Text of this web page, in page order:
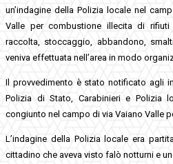
un’indagine della Polizia locale nel
Valle per combustione illecita di
raccolta, stoccaggio, abbandono,
veniva effettuata nell’area in modo
Il provvedimento è stato notificato agli
Polizia di Stato, Carabinieri e Polizia
congiunto nel campo di via Vaiano Valle
L’indagine della Polizia locale era
cittadino che aveva visto falò notturni e